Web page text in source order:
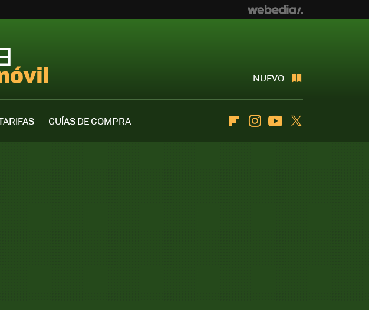
NUEVO
GUÍAS DE COMPRA
FlipboardInstagramYoutube